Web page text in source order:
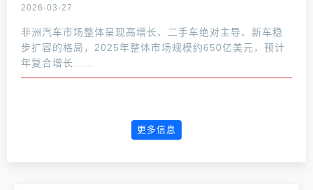
2026-03-27
非洲汽车市场整体呈现高增长、二手车绝对主导、新车稳
步扩容的格局，2025年整体市场规模约650亿美元，预计
年复合增长......
更多信息